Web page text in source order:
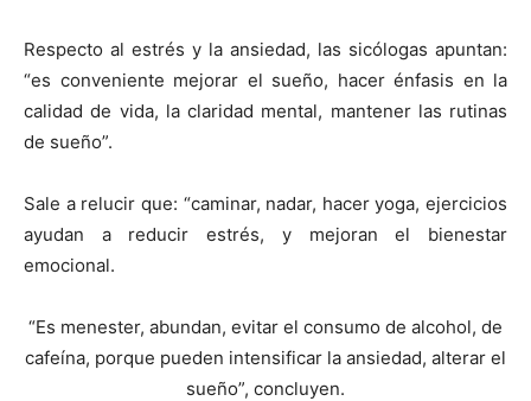
Respecto al estrés y la ansiedad, las sicólogas apuntan:
“es conveniente mejorar el sueño, hacer énfasis en la
calidad de vida, la claridad mental, mantener las rutinas
de sueño”.
Sale a relucir que: “caminar, nadar, hacer yoga, ejercicios
ayudan a reducir estrés, y mejoran el bienestar
emocional.
“Es menester, abundan, evitar el consumo de alcohol, de
cafeína, porque pueden intensificar la ansiedad, alterar el
sueño”, concluyen.